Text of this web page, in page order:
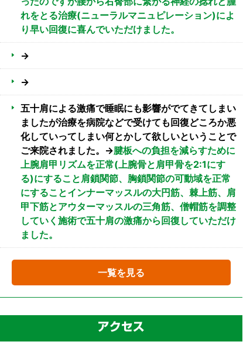
れをとる治療(ニューラルマニュピレーション)によ
り早い回復に喜んでいただけました。
→
→
五十肩による激痛で睡眠にも影響がでてきてしまい
ましたが治療を病院などで受けても回復どころか悪
化していってしまい何とかして欲しいということで
ご来院されました。→腱板への負担を減らすために
上腕肩甲リズムを正常(上腕骨と肩甲骨を2:1にす
る)にすること肩鎖関節、胸鎖関節の可動域を正常
にすることインナーマッスルの大円筋、棘上筋、肩
甲下筋とアウターマッスルの三角筋、僧帽筋を調整
していく施術で五十肩の激痛から回復していただけ
ました。
一覧を見る